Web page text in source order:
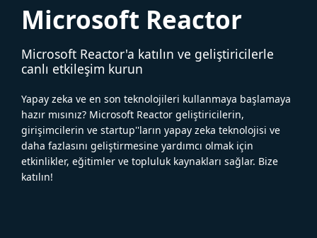
Microsoft Reactor
Microsoft Reactor'a katılın ve geliştiricilerle
canlı etkileşim kurun
Yapay zeka ve en son teknolojileri kullanmaya başlamaya
hazır mısınız? Microsoft Reactor geliştiricilerin,
girişimcilerin ve startup''ların yapay zeka teknolojisi ve
daha fazlasını geliştirmesine yardımcı olmak için
etkinlikler, eğitimler ve topluluk kaynakları sağlar. Bize
katılın!